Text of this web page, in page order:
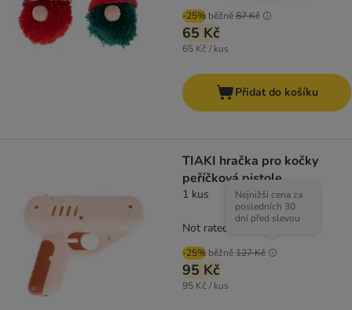
-25% běžně87 Kč
65 Kč
65 Kč / kus
Přidat do košíku
TIAKI hračka pro kočky
peříčková pistole
1 kus
-25% běžně127 Kč
Nejnižší cena za
posledních 30
dní před slevou
95 Kč
95 Kč / kus
Not rated